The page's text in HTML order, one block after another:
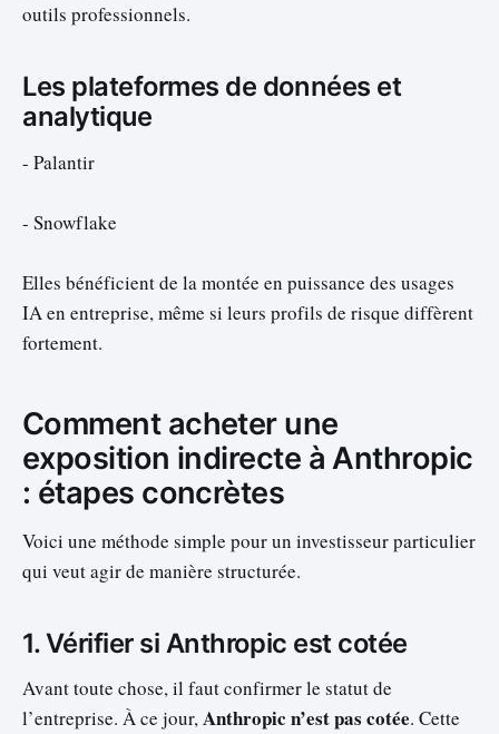
outils professionnels.
Les plateformes de données et
analytique
- Palantir
- Snowflake
Elles bénéficient de la montée en puissance des usages
IA en entreprise, même si leurs profils de risque diffèrent
fortement.
Comment acheter une
exposition indirecte à Anthropic
: étapes concrètes
Voici une méthode simple pour un investisseur particulier
qui veut agir de manière structurée.
1. Vérifier si Anthropic est cotée
Avant toute chose, il faut confirmer le statut de
l’entreprise. À ce jour,Anthropic n’est pas cotée. Cette